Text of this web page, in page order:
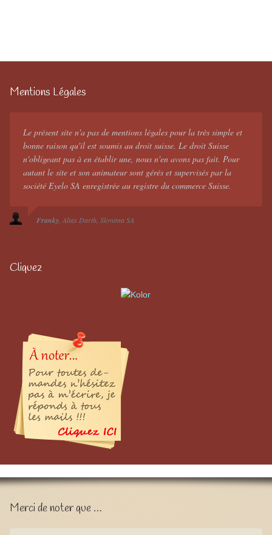
Mentions Légales
Le présent site n'a pas de mentions légales pour la très simple et
bonne raison qu'il est soumis au droit suisse. Le droit Suisse
n'obligeant pas à en établir une, nous n'en avons pas fait. Pour
autant le site et son animateur sont gérés et supervisés par la
société Eyelo SA enregistrée au registre du commerce Suisse.
Franky Alias Darth Skynima SA
Cliquez
Merci de noter que …